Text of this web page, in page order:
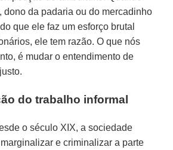
dono da padaria ou do mercadinho
que ele faz um esforço brutal
ele tem razão. O que nós
é mudar o entendimento de
do trabalho informal
o século XIX, a sociedade
e criminalizar a parte